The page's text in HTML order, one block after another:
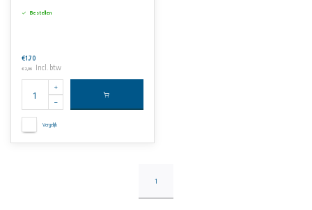
Bestellen
€1,70
€2,06 Incl. btw
Vergelijk
1